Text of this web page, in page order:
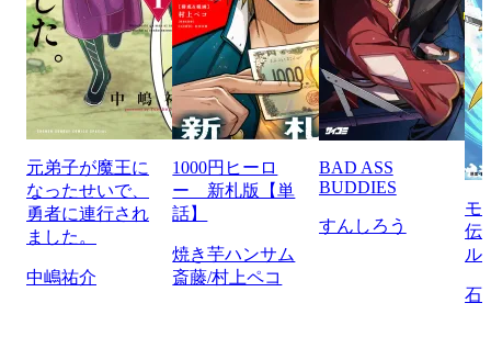
元弟子が魔王に
なったせいで、
勇者に連行され
ました。
中嶋祐介
1000円ヒーロ
ー 新札版【単
話】
焼き芋ハンサム
斎藤/村上ペコ
BAD ASS
BUDDIES
すんしろう
モ
伝
ル
石